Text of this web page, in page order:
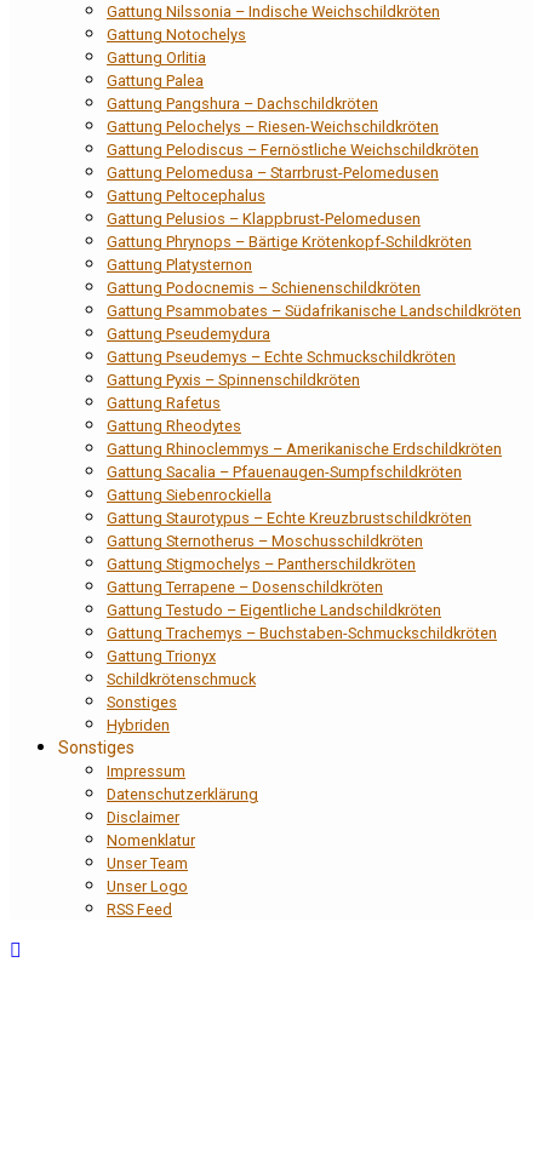
Gattung Nilssonia – Indische Weichschildkröten
Gattung Notochelys
Gattung Orlitia
Gattung Palea
Gattung Pangshura – Dachschildkröten
Gattung Pelochelys – Riesen-Weichschildkröten
Gattung Pelodiscus – Fernöstliche Weichschildkröten
Gattung Pelomedusa – Starrbrust-Pelomedusen
Gattung Peltocephalus
Gattung Pelusios – Klappbrust-Pelomedusen
Gattung Phrynops – Bärtige Krötenkopf-Schildkröten
Gattung Platysternon
Gattung Podocnemis – Schienenschildkröten
Gattung Psammobates – Südafrikanische Landschildkröten
Gattung Pseudemydura
Gattung Pseudemys – Echte Schmuckschildkröten
Gattung Pyxis – Spinnenschildkröten
Gattung Rafetus
Gattung Rheodytes
Gattung Rhinoclemmys – Amerikanische Erdschildkröten
Gattung Sacalia – Pfauenaugen-Sumpfschildkröten
Gattung Siebenrockiella
Gattung Staurotypus – Echte Kreuzbrustschildkröten
Gattung Sternotherus – Moschusschildkröten
Gattung Stigmochelys – Pantherschildkröten
Gattung Terrapene – Dosenschildkröten
Gattung Testudo – Eigentliche Landschildkröten
Gattung Trachemys – Buchstaben-Schmuckschildkröten
Gattung Trionyx
Schildkrötenschmuck
Sonstiges
Hybriden
Sonstiges
Impressum
Datenschutzerklärung
Disclaimer
Nomenklatur
Unser Team
Unser Logo
RSS Feed